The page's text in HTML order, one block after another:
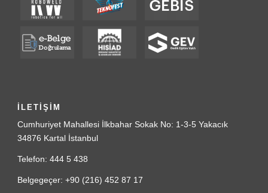
İLETİŞİM
Cumhuriyet Mahallesi İlkbahar Sokak No: 1-3-5 Yakacık
34876 Kartal İstanbul
Telefon: 444 5 438
Belgegeçer: +90 (216) 452 87 17